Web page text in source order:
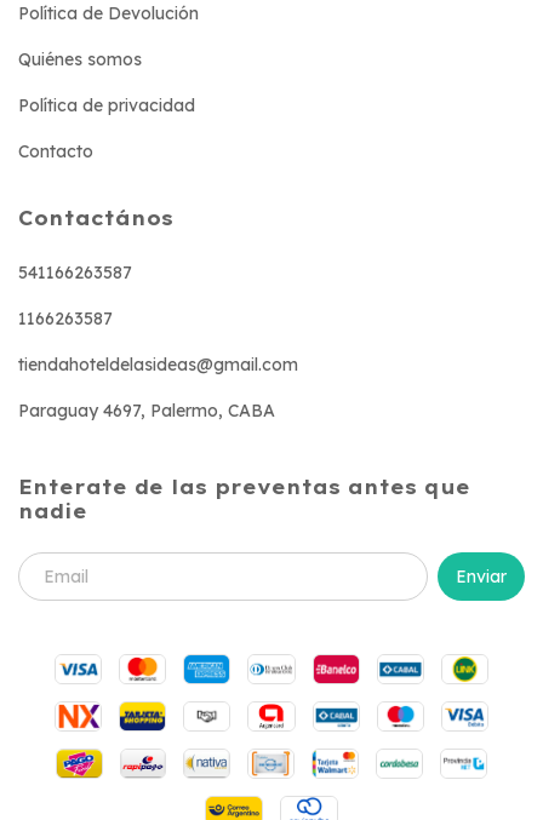
Política de Devolución
Quiénes somos
Política de privacidad
Contacto
Contactános
541166263587
1166263587
tiendahoteldelasideas@gmail.com
Paraguay 4697, Palermo, CABA
Enterate de las preventas antes que
nadie